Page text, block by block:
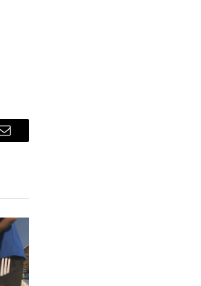
Email